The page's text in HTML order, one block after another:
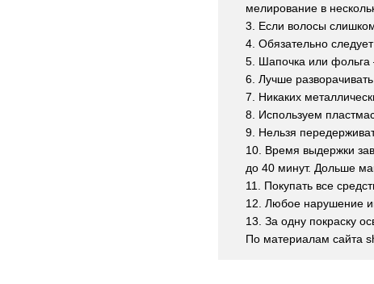
мелирование в
3. Если волосы
4. Обязательно
5. Шапочка или фольга
6. Лучше
7. Никаких
8. Используем
9. Нельзя
10. Время выдержки
до 40 минут. Дольше
11. Покупать все
12. Любое нарушение
13. За одну покраску
По материалам сайта